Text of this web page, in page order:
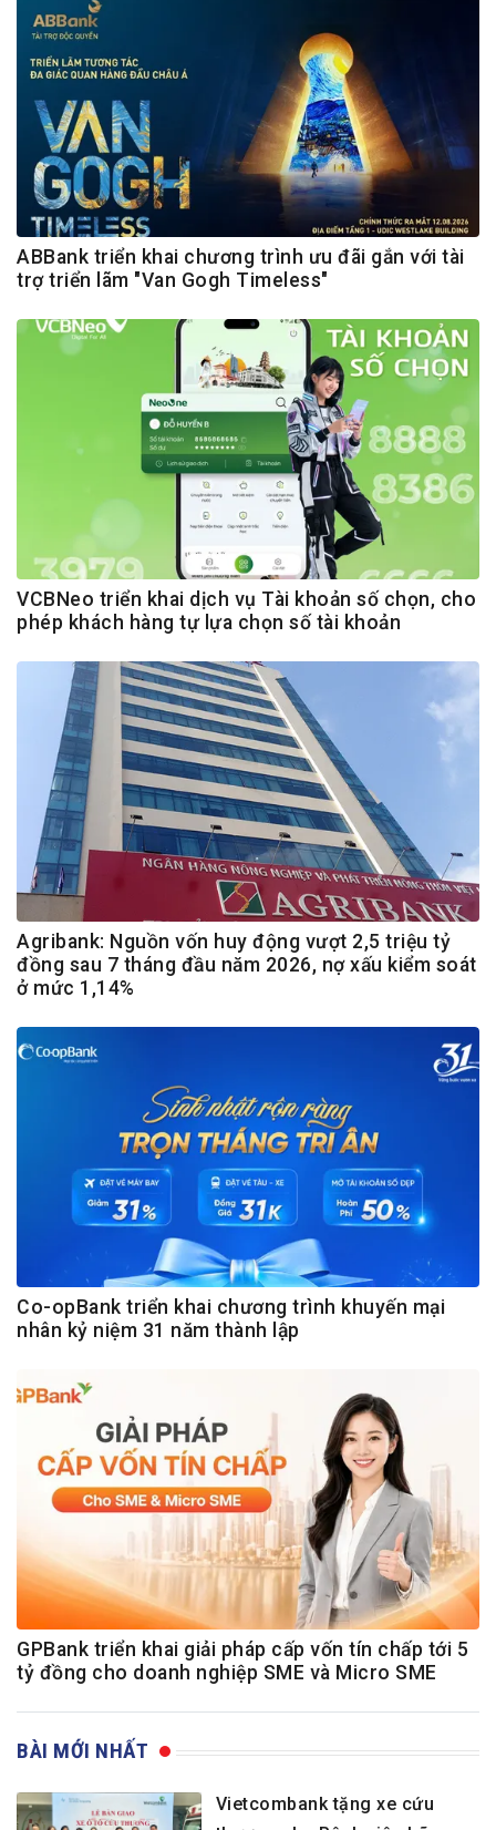
ABBank triển khai chương trình ưu đãi gắn với tài
trợ triển lãm "Van Gogh Timeless"
VCBNeo triển khai dịch vụ Tài khoản số chọn, cho
phép khách hàng tự lựa chọn số tài khoản
Agribank: Nguồn vốn huy động vượt 2,5 triệu tỷ
đồng sau 7 tháng đầu năm 2026, nợ xấu kiểm soát
ở mức 1,14%
Co-opBank triển khai chương trình khuyến mại
nhân kỷ niệm 31 năm thành lập
GPBank triển khai giải pháp cấp vốn tín chấp tới 5
tỷ đồng cho doanh nghiệp SME và Micro SME
BÀI MỚI NHẤT
Vietcombank tặng xe cứu